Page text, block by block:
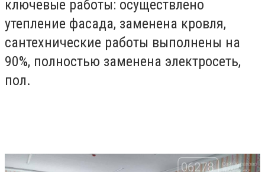
ключевые работы: осуществлено
утепление фасада, заменена кровля,
сантехнические работы выполнены на
90%, полностью заменена электросеть,
пол.